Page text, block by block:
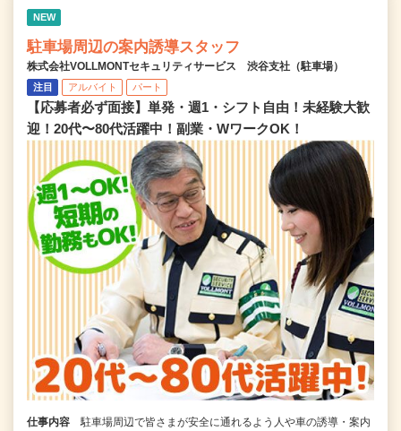
NEW
駐車場周辺の案内誘導スタッフ
株式会社VOLLMONTセキュリティサービス 渋谷支社（駐車場）
注目 アルバイト パート
【応募者必ず面接】単発・週1・シフト自由！未経験大歓
迎！20代〜80代活躍中！副業・WワークOK！
仕事内容
駐車場周辺で皆さまが安全に通れるよう人や車の誘導・案内